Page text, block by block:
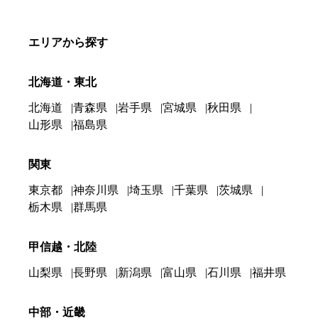
エリアから探す
北海道・東北
北海道 青森県 岩手県 宮城県
秋田県
山形県
福島県
関東
東京都 神奈川県 埼玉県 千葉県
茨城県
栃木県
群馬県
甲信越・北陸
山梨県 長野県 新潟県 富山県 石川県 福井県
中部・近畿